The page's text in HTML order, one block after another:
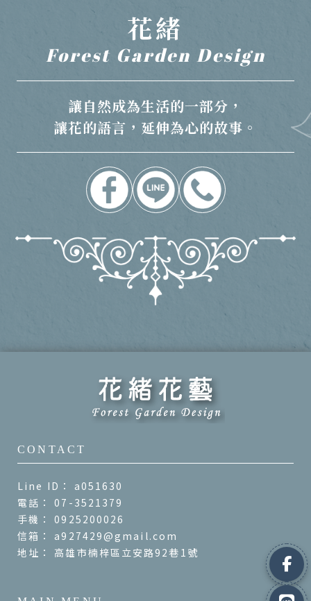
花緒
Forest Garden Design
讓自然成為生活的一部分，
讓花的語言，延伸為心的故事。
a051630
07-3521379
0925200026
a927429@gmail.com
高雄市楠梓區立安路92巷1號